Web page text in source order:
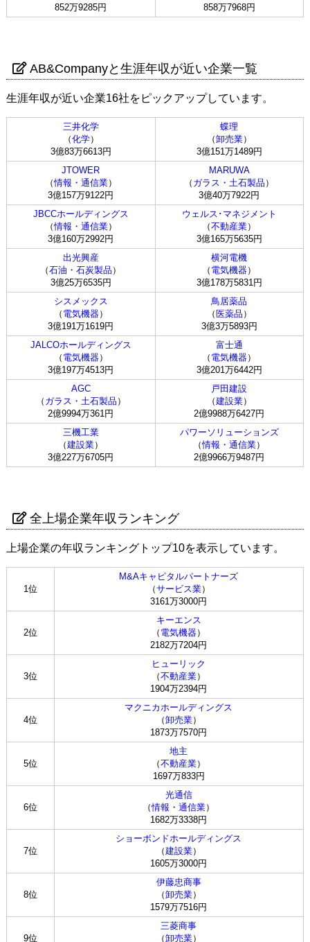
852万9285円
858万7968円
AB&Companyと生涯年収が近い企業一覧
生涯年収が近い企業16社をピックアップしています。
三井化学
（化学）
3億83万6613円
蝶理
（卸売業）
3億151万1489円
JTOWER
（情報・通信業）
3億157万9122円
MARUWA
（ ガラス・土石製品 ）
3億40万7922円
JBCCホールディングス
（情報・通信業）
3億160万2992円
ウェルス･マネジメント
（不動産業）
3億165万5635円
出光興産
（石油・石炭製品 ）
3億25万6535円
横河電機
（ 電気機器）
3億178万5831円
シスメックス
（ 電気機器）
3億191万1619円
鳥居薬品
（ 医薬品 ）
3億3万5893円
JALCOホールディングス
（ 電気機器）
3億197万4513円
富士通
（ 電気機器）
3億201万6442円
AGC
（ ガラス・土石製品 ）
2億9994万361円
戸田建設
（建設業）
2億9988万6427円
三機工業
（建設業）
3億227万6705円
パワーソリューションズ
（情報・通信業）
2億9966万9487円
全上場企業年収ランキング
上場企業の年収ランキングトップ10を表示しています。
1位
M&Aキャピタルパートナーズ
（サービス業）
3161万3000円
2位
キーエンス
（ 電気機器）
2182万7204円
3位
ヒューリック
（不動産業）
1904万2394円
4位
マクニカホールディングス
（卸売業）
1873万7570円
5位
地主
（不動産業）
1697万833円
6位
光通信
（情報・通信業）
1682万3338円
7位
ショーボンドホールディングス
（建設業）
1605万3000円
8位
伊藤忠商事
（卸売業）
1579万7516円
9位
三菱商事
（卸売業）